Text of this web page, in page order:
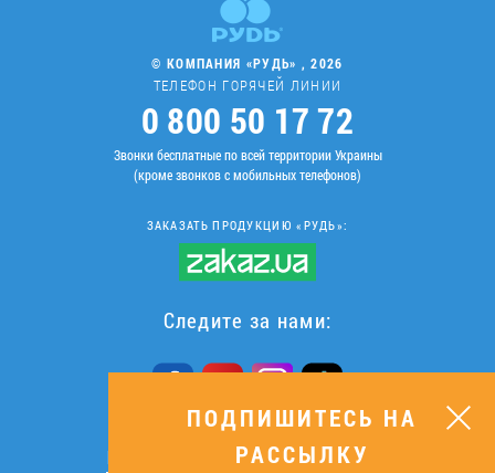
© КОМПАНИЯ «РУДЬ» , 2026
ТЕЛЕФОН ГОРЯЧЕЙ ЛИНИИ
0 800 50 17 72
Звонки бесплатные по всей территории Украины
(кроме звонков с мобильных телефонов)
ЗАКАЗАТЬ ПРОДУКЦИЮ «РУДЬ»:
Следите за нами:
ПОДПИШИТЕСЬ НА РАССЫЛКУ
ПОДПИШИТЕСЬ НА
РАССЫЛКУ